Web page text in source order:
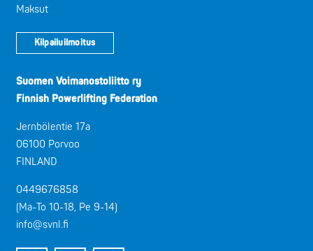
Maksut
Kilpailuilmoitus
Suomen Voimanostoliitto ry
Finnish Powerlifting Federation
Jernbölentie 17a
06100 Porvoo
FINLAND
0449676858
(Ma-To 10-18, Pe 9-14)
info@svnl.fi